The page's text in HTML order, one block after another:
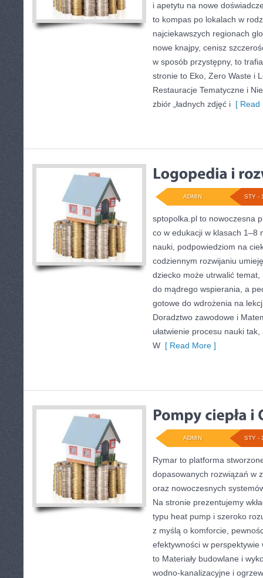
i apetytu na nowe
to kompas po lokalach w
najciekawszych regionach
nowe knajpy, cenisz
w sposób przystępny, to
stronie to Eko, Zero Waste i
Restauracje Tematyczne i
zbiór „ładnych zdjęć i [ Read
STY -
ADMIN
sptopolka.pl to nowoczesna
co w edukacji w klasach 1–8
nauki, podpowiedziom na
codziennym rozwijaniu
dziecko może utrwalić
do mądrego wspierania, a
gotowe do wdrożenia na
Doradztwo zawodowe i
ułatwienie procesu nauki tak,
W [ Read More ]
STY -
ADMIN
Rymar to platforma
dopasowanych rozwiązań w
oraz nowoczesnych
Na stronie prezentujemy
typu heat pump i szeroko
z myślą o komforcie,
efektywności w
to Materiały budowlane i
wodno-kanalizacyjne i